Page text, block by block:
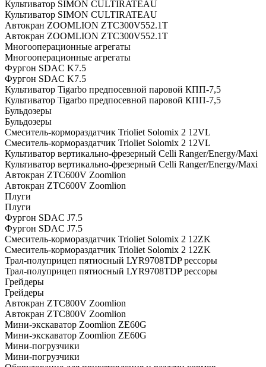
Культиватор SIMON CULTIRATEAU
Культиватор SIMON CULTIRATEAU
Автокран ZOOMLION ZTC300V552.1T
Автокран ZOOMLION ZTC300V552.1T
Многооперационные агрегаты
Многооперационные агрегаты
Фургон SDAC K7.5
Фургон SDAC K7.5
Культиватор Tigarbo предпосевной паровой КПП-7,5
Культиватор Tigarbo предпосевной паровой КПП-7,5
Бульдозеры
Бульдозеры
Смеситель-кормораздатчик Trioliet Solomix 2 12VL
Смеситель-кормораздатчик Trioliet Solomix 2 12VL
Культиватор вертикально-фрезерный Celli Ranger/Energy/Maxi
Культиватор вертикально-фрезерный Celli Ranger/Energy/Maxi
Автокран ZTC600V Zoomlion
Автокран ZTC600V Zoomlion
Плуги
Плуги
Фургон SDAC J7.5
Фургон SDAC J7.5
Смеситель-кормораздатчик Trioliet Solomix 2 12ZK
Смеситель-кормораздатчик Trioliet Solomix 2 12ZK
Трал-полуприцеп пятиосный LYR9708TDP рессоры
Трал-полуприцеп пятиосный LYR9708TDP рессоры
Грейдеры
Грейдеры
Автокран ZTC800V Zoomlion
Автокран ZTC800V Zoomlion
Мини-экскаватор Zoomlion ZE60G
Мини-экскаватор Zoomlion ZE60G
Мини-погрузчики
Мини-погрузчики